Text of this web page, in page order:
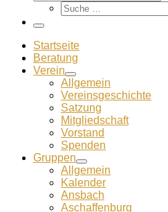
Suche
Menü
Startseite
Beratung
Verein
Allgemein
Vereins­geschichte
Satzung
Mitglied­schaft
Vorstand
Spenden
Gruppen
Allgemein
Kalender
Ansbach
Aschaffenburg